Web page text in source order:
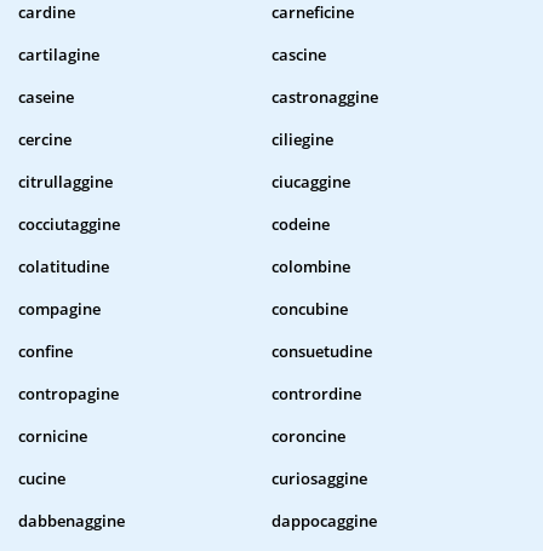
cardine
carneficine
cartilagine
cascine
caseine
castronaggine
cercine
ciliegine
citrullaggine
ciucaggine
cocciutaggine
codeine
colatitudine
colombine
compagine
concubine
confine
consuetudine
contropagine
contrordine
cornicine
coroncine
cucine
curiosaggine
dabbenaggine
dappocaggine